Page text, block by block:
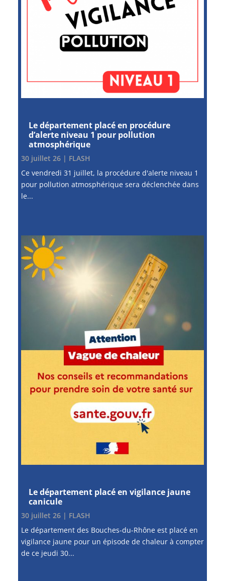
Le département placé en procédure
d’alerte niveau 1 pour pollution
atmosphérique
30 juillet 26| FLASH
Ce vendredi 31 juillet, la procédure d'alerte niveau 1
pour pollution atmosphérique sera déclenchée dans
le...
Le département placé en vigilance jaune
canicule
30 juillet 26| FLASH
Le département des Bouches-du-Rhône est placé en
vigilance jaune pour un épisode de chaleur à compter
de ce jeudi 30...